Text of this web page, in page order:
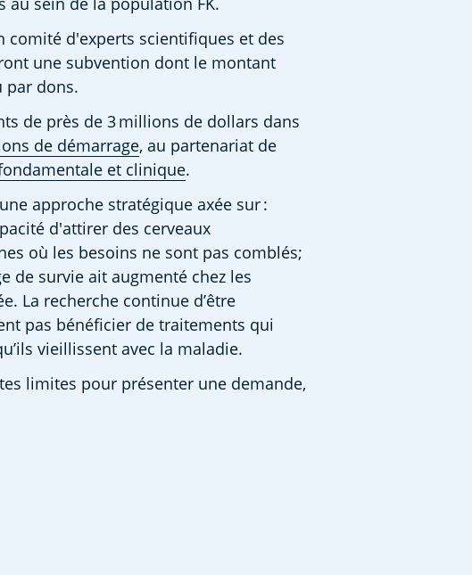
comité d'experts scientifiques et des
une subvention dont le montant
par dons.
de près de 3 millions de dollars dans
de démarrage, au partenariat de
et clinique.
approche stratégique axée sur :
d'attirer des cerveaux
où les besoins ne sont pas comblés;
de survie ait augmenté chez les
La recherche continue d’être
pas bénéficier de traitements qui
vieillissent avec la maladie.
limites pour présenter une demande,